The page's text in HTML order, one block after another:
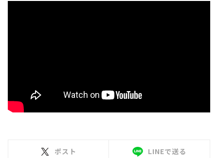
ポスト LINEで送る